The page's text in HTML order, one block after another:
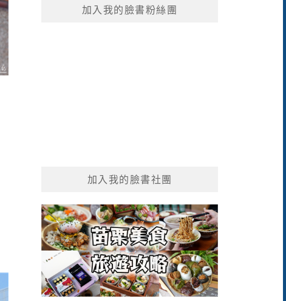
加入我的臉書粉絲團
加入我的臉書社團